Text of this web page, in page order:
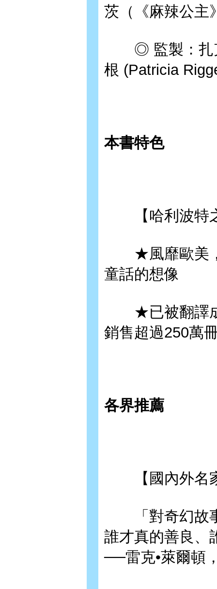
茨（《麻辣公主
◎ 監製：扎克
根 (Patricia
本書特色
【哈利波特之
★風靡歐美，
童話的想像
★已被翻譯成
銷售超過250萬
各界推薦
【國內外名
「對奇幻故事
誰才真的善良、
──雷克•萊爾頓